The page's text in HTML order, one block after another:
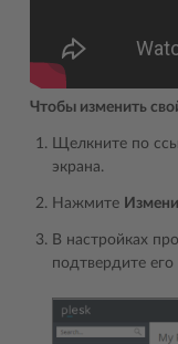
Чтобы изменить
Щелкните по
экрана.
Нажмите
В настройках
подтвердите